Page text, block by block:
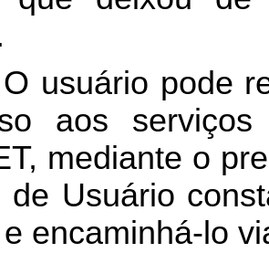
O usuário pode
aos serviços
mediante o
de Usuário
encaminhá-lo